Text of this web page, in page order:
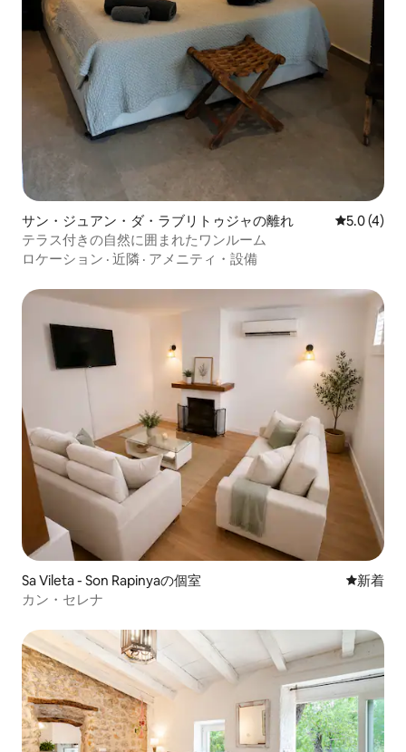
サン・ジュアン・ダ・ラブリトゥジャの離れ レビュー4
5.0 (4)
テラス付きの自然に囲まれたワンルーム
ロケーション · 近隣 · アメニティ・設備
Sa Vileta - Son Rapinyaの個室 新しい宿
新着
カン・セレナ